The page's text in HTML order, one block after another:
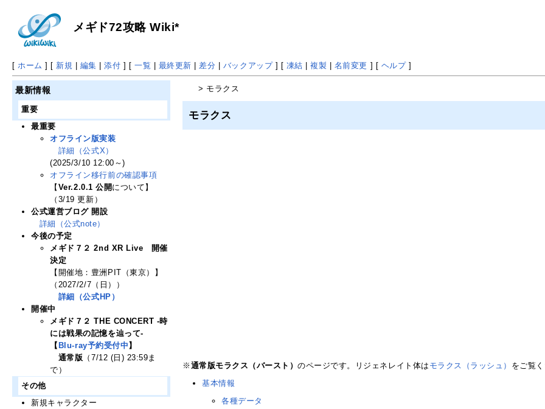
メギド72攻略 Wiki*
[ ホーム ] [ 新規 | 編集 |添付 ] [一覧 | 最終更新 | 差分 | バックアップ] [ 凍結 |複製 | 名前変更 ] [ ヘルプ]
> モラクス
モラクス
※ 通常版モラクス（バースト）のページです。リジェネレイト体は モラクス（ラッシュ） をご覧
基本情報
各種データ
最新情報
重要
最重要
オフライン版実装
詳細（公式X）
(2025/3/10 12:00～)
オフライン移行前の確認事項
【Ver.2.0.1 公開について】
（3/19 更新）
公式運営ブログ 開設
詳細（公式note）
今後の予定
メギド７２ 2nd XR Live 開催
決定
【開催地：豊洲PIT（東京）】
（2027/2/7（日））
詳細（公式HP）
開催中
メギド７２ THE CONCERT -時
には戦果の記憶を辿って-
【Blu-ray予約受付中】
通常版 （7/12 (日) 23:59ま
で）
その他
新規キャラクター